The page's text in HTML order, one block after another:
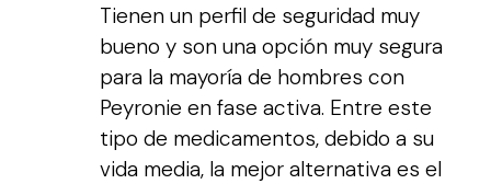
Tienen un perfil de seguridad muy
bueno y son una opción muy segura
para la mayoría de hombres con
Peyronie en fase activa. Entre este
tipo de medicamentos, debido a su
vida media, la mejor alternativa es el